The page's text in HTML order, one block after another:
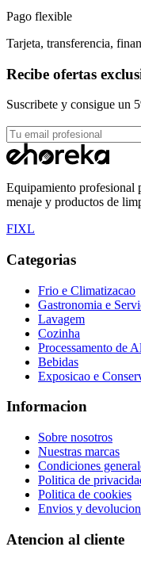
Pago flexible
Tarjeta, transferencia,
Recibe ofertas
Suscribete y consigue un
Equipamiento profesional
menaje y productos de
FIXL
Categorias
Frio e Climatizacao
Gastronomia e
Lavagem
Cozinha
Processamento de
Bebidas
Exposicao e
Informacion
Sobre nosotros
Nuestras marcas
Condiciones
Politica de
Politica de cookies
Envios y
Atencion al cliente